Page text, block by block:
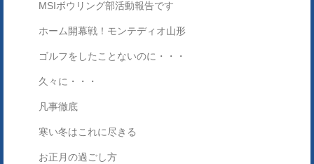
MSIボウリング部活動報告です
ホーム開幕戦！モンテディオ山形
ゴルフをしたことないのに・・・
久々に・・・
凡事徹底
寒い冬はこれに尽きる
お正月の過ごし方